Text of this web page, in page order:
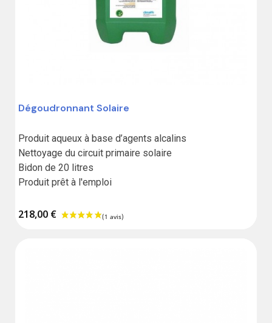
Dégoudronnant Solaire
Produit aqueux à base d’agents alcalins
Nettoyage du circuit primaire solaire
Bidon de 20 litres
Produit prêt à l'emploi
218,00 €